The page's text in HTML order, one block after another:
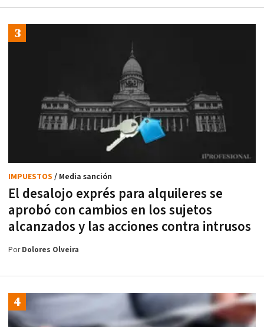
El desalojo exprés para alquileres se
aprobó con cambios en los sujetos
alcanzados y las acciones contra intrusos
IMPUESTOS / Media sanción
PorDolores Olveira